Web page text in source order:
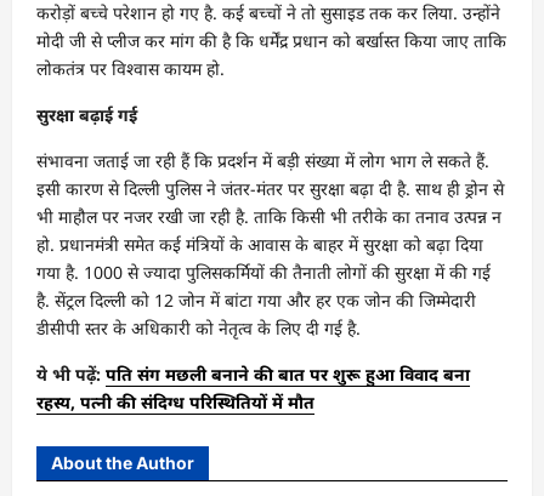
करोड़ों बच्चे परेशान हो गए है. कई बच्चों ने तो सुसाइड तक कर लिया. उन्होंने
मोदी जी से प्लीज कर मांग की है कि धर्मेंद्र प्रधान को बर्खास्त किया जाए ताकि
लोकतंत्र पर विश्वास कायम हो.
सुरक्षा बढ़ाई गई
संभावना जताई जा रही हैं कि प्रदर्शन में बड़ी संख्या में लोग भाग ले सकते हैं.
इसी कारण से दिल्ली पुलिस ने जंतर-मंतर पर सुरक्षा बढ़ा दी है. साथ ही ड्रोन से
भी माहौल पर नजर रखी जा रही है. ताकि किसी भी तरीके का तनाव उत्पन्न न
हो. प्रधानमंत्री समेत कई मंत्रियों के आवास के बाहर में सुरक्षा को बढ़ा दिया
गया है. 1000 से ज्यादा पुलिसकर्मियों की तैनाती लोगों की सुरक्षा में की गई
है. सेंट्रल दिल्ली को 12 जोन में बांटा गया और हर एक जोन की जिम्मेदारी
डीसीपी स्तर के अधिकारी को नेतृत्व के लिए दी गई है.
ये भी पढ़ें: पति संग मछली बनाने की बात पर शुरू हुआ विवाद बना
रहस्य, पत्नी की संदिग्ध परिस्थितियों में मौत
About the Author